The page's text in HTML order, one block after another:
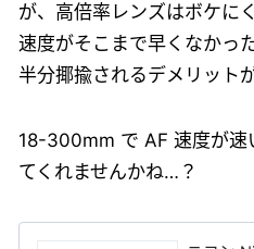
が、高倍率レンズはボケに
速度がそこまで早くなかっ
半分揶揄されるデメリット
18-300mm で AF 速度が速
てくれませんかね…？